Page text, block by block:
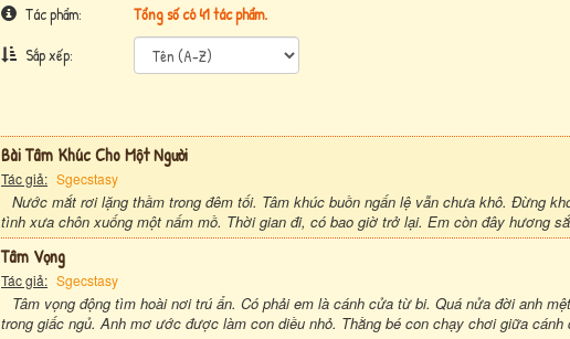
Tác phẩm:
Tổng số có 41 tác phẩm.
Sắp xếp:
Bài Tâm Khúc Cho Một Người
Tác giả: Sgecstasy
Nước mắt rơi lặng thầm trong đêm tối. Tâm khúc buồn ngấn lệ vẫn chưa khô. Đừng
tình xưa chôn xuống một nấm mồ. Thời gian đi, có bao giờ trở lại. Em còn đây hương
Tâm Vọng
Tác giả: Sgecstasy
Tâm vọng động tìm hoài nơi trú ẩn. Có phải em là cánh cửa từ bi. Quá nửa đời anh
trong giấc ngủ. Anh mơ ước được làm con diều nhỏ. Thằng bé con chạy chơi giữa cánh